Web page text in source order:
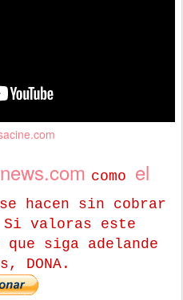
como el
hacen sin cobrar
valoras este
que siga adelande
DONA.